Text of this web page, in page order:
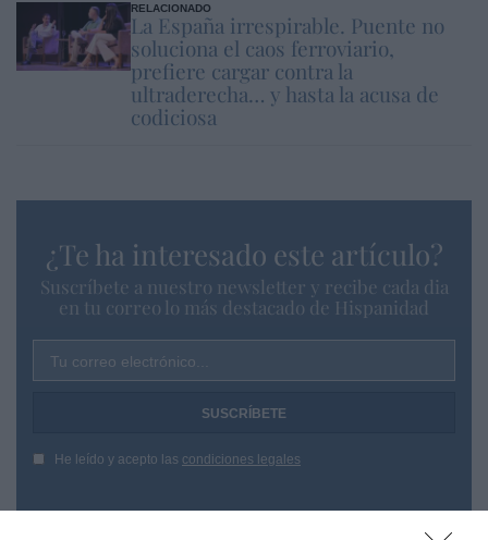
RELACIONADO
La España irrespirable. Puente no
soluciona el caos ferroviario,
prefiere cargar contra la
ultraderecha… y hasta la acusa de
codiciosa
¿Te ha interesado este artículo?
Suscríbete a nuestro newsletter y recibe cada dia
en tu correo lo más destacado de Hispanidad
Tu correo electrónico...
He leído y acepto las condiciones legales